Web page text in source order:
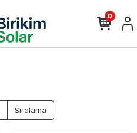
0
Sıralama